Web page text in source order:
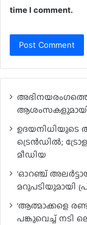
time I comment.
ആശംസകളുമായി
ഉദയനിധിയുടെ
ട്രെൻഡിൽ;
മീഡിയ
‘ഓറഞ്ച്
മറുപടിയുമായി
‘ആത്മാക്കളെ
പങ്കുവെച്ച് നടി